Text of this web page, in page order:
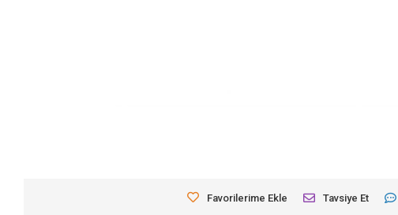
Favorilerime Ekle Tavsiye Et